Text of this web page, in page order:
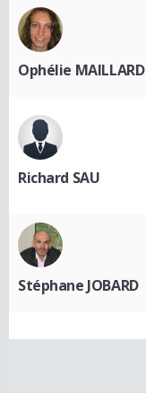
Ophélie MAILLARD
Richard SAU
Stéphane JOBARD